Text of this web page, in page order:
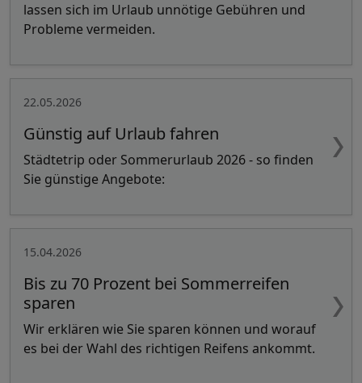
lassen sich im Urlaub unnötige Gebühren und
Probleme vermeiden.
22.05.2026
Günstig auf Urlaub fahren
Städtetrip oder Sommerurlaub 2026 - so finden
Sie günstige Angebote:
15.04.2026
Bis zu 70 Prozent bei Sommerreifen
sparen
Wir erklären wie Sie sparen können und worauf
es bei der Wahl des richtigen Reifens ankommt.